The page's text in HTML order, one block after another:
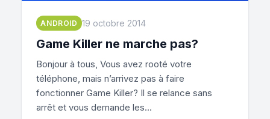
ANDROID 19 octobre 2014
Game Killer ne marche pas?
Bonjour à tous, Vous avez rooté votre
téléphone, mais n’arrivez pas à faire
fonctionner Game Killer? Il se relance sans
arrêt et vous demande les...